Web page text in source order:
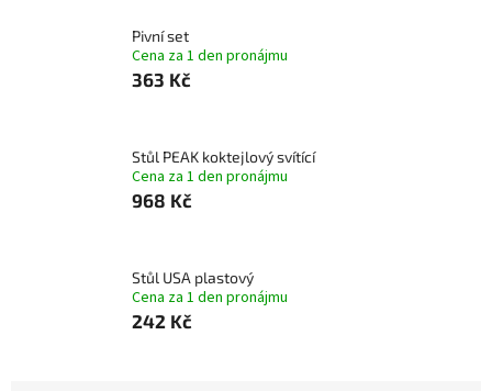
Pivní set
Cena za 1 den pronájmu
363 Kč
Stůl PEAK koktejlový svítící
Cena za 1 den pronájmu
968 Kč
Stůl USA plastový
Cena za 1 den pronájmu
242 Kč